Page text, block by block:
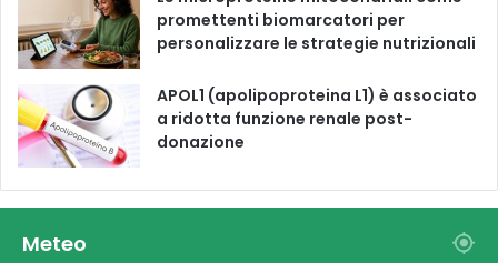
promettenti biomarcatori per
personalizzare le strategie nutrizionali
APOL1 (apolipoproteina L1) è associato
a ridotta funzione renale post-
donazione
Meteo